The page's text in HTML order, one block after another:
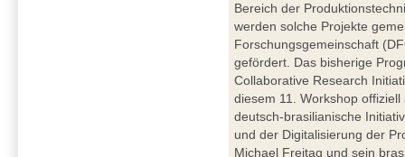
Bereich der
werden solche Projekte
Forschungsgemeinschaft
gefördert. Das bisherige
Collaborative Research
diesem 11. Workshop
deutsch-brasilianische
und der Digitalisierung der
Michael Freitag und sein